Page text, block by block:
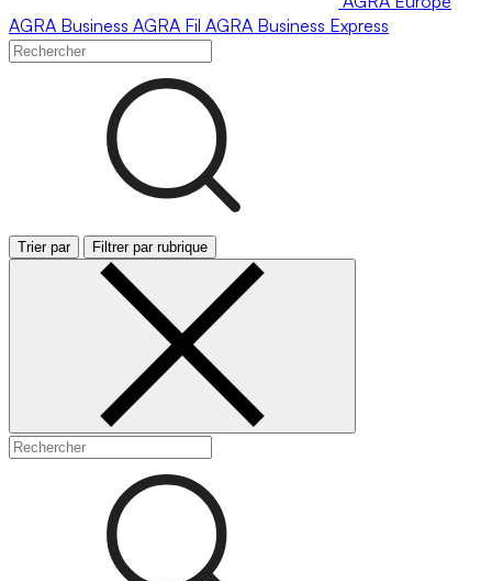
AGRA Business AGRA Fil AGRA Business Express
Trier par Filtrer par rubrique